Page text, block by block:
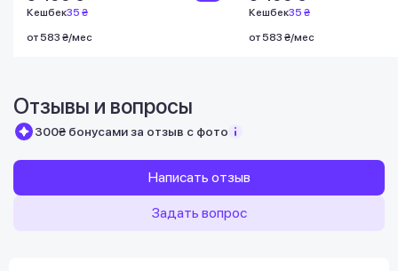
Кешбек35 ₴
от 583 ₴/мес
Кешбек35 ₴
от 583 ₴/мес
Отзывы и вопросы
300₴ бонусами за отзыв с фото
Написать отзыв
Задать вопрос